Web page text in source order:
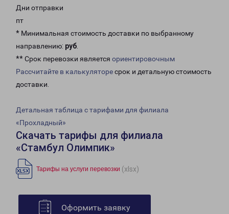
Дни отправки
пт
* Минимальная стоимость доставки по выбранному
направлению: руб.
** Срок перевозки является ориентировочным
Рассчитайте в калькуляторесрок и детальную стоимость
доставки.
Детальная таблица с тарифами для филиала
«Прохладный»
Скачать тарифы для филиала
«Стамбул Олимпик»
Тарифы на услуги перевозки (xlsx)
Оформить заявку